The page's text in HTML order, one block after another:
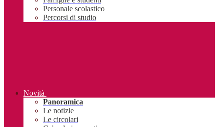
Personale scolastico
Percorsi di studio
Novità
Panoramica
Le notizie
Le circolari